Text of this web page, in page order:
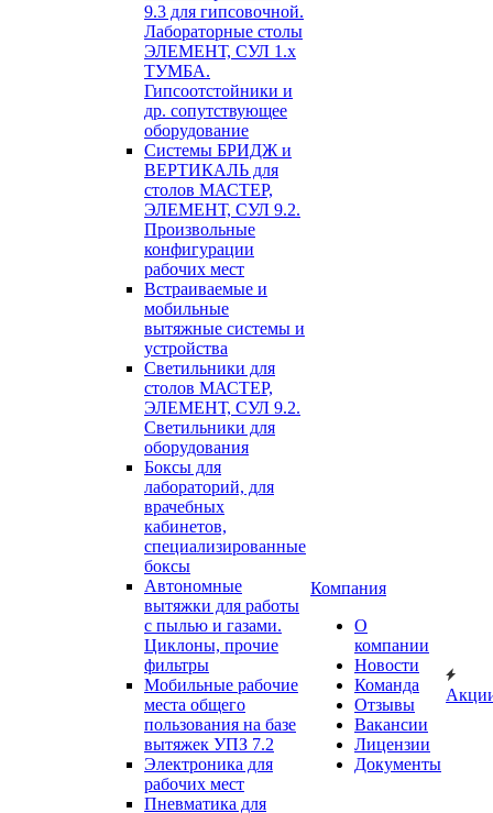
9.3 для гипсовочной.
Лабораторные столы
ЭЛЕМЕНТ, СУЛ 1.х
ТУМБА.
Гипсоотстойники и
др. сопутствующее
оборудование
Системы БРИДЖ и
ВЕРТИКАЛЬ для
столов МАСТЕР,
ЭЛЕМЕНТ, СУЛ 9.2.
Произвольные
конфигурации
рабочих мест
Встраиваемые и
мобильные
вытяжные системы и
устройства
Светильники для
столов МАСТЕР,
ЭЛЕМЕНТ, СУЛ 9.2.
Светильники для
оборудования
Боксы для
лабораторий, для
врачебных
кабинетов,
специализированные
боксы
Автономные
вытяжки для работы
с пылью и газами.
Циклоны, прочие
фильтры
Мобильные рабочие
места общего
пользования на базе
вытяжек УПЗ 7.2
Электроника для
рабочих мест
Пневматика для
Компания
О
компании
Новости
Команда
Отзывы
Вакансии
Лицензии
Документы